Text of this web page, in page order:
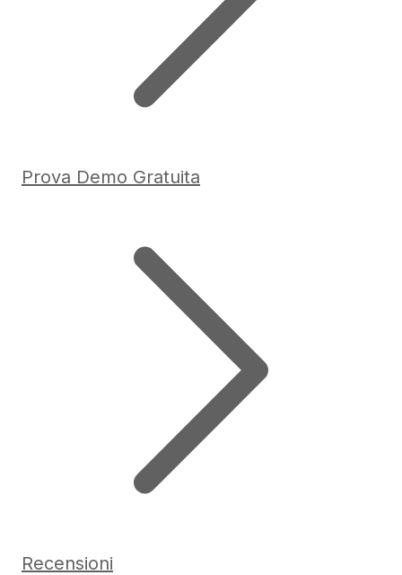
Prova Demo Gratuita
Recensioni